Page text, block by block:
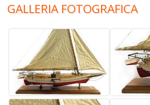
GALLERIA FOTOGRAFICA